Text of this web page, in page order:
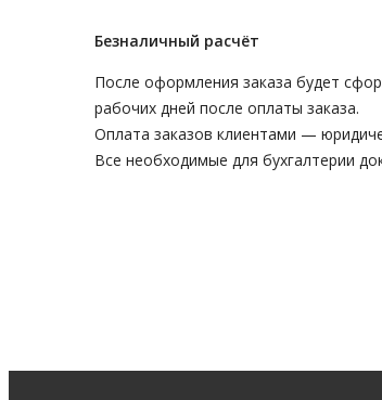
Безналичный расчёт
После оформления заказа будет
рабочих дней после оплаты заказа.
Оплата заказов клиентами —
Все необходимые для бухгалтерии